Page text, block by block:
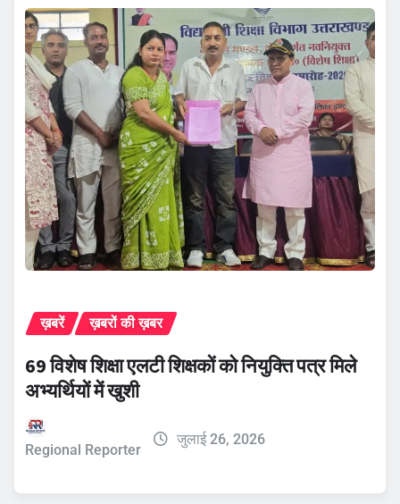
ख़बरें ख़बरों की ख़बर
69 विशेष शिक्षा एलटी शिक्षकों को नियुक्ति पत्र मिले
अभ्यर्थियों में खुशी
Regional Reporter
जुलाई 26, 2026